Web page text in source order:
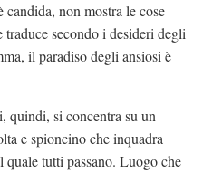
candida, non mostra le cose
secondo i desideri degli
il paradiso degli ansiosi è
quindi, si concentra su un
e spioncino che inquadra
quale tutti passano. Luogo che